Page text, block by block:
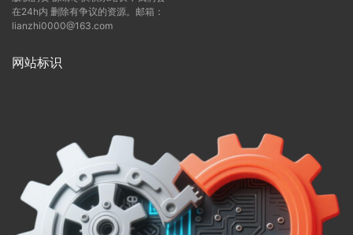
在24h内 删除有争议的资源。邮箱：
lianzhi0000@163.com
网站标识